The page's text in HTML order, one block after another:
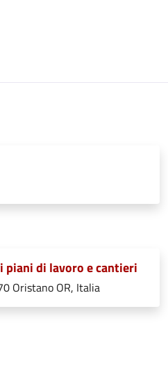
piani di lavoro e cantieri
Oristano OR, Italia